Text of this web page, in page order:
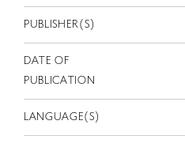
PUBLISHER(S)
DATE OF
PUBLICATION
LANGUAGE(S)